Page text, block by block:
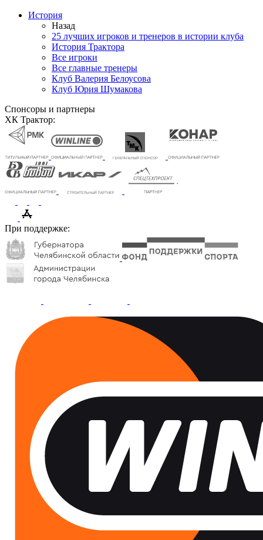
История
Назад
25 лучших игроков и тренеров в истории клуба
История Трактора
Все игроки
Все главные тренеры
Клуб Валерия Белоусова
Клуб Юрия Шумакова
Спонсоры и партнеры
ХК Трактор:
При поддержке: